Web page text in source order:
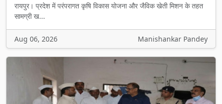
रायपुर। प्रदेश में परंपरागत कृषि विकास योजना और जैविक खेती मिशन के तहत
सामग्री ख...
Aug 06, 2026 Manishankar Pandey